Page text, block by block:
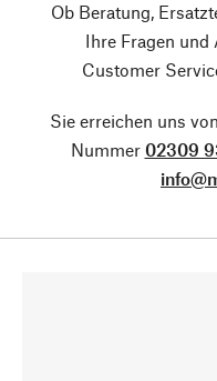
Ob Beratung,
Ihre Fragen und
Customer
Sie erreichen uns
Nummer 02309